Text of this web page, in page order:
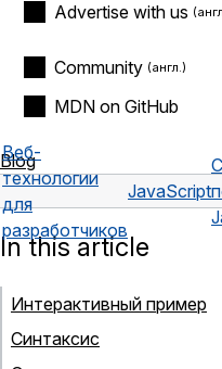
Advertise with us
Community
MDN on GitHub
Blog
Веб-
технологии
для
разработчиков
JavaScript
In this article
Интерактивный пример
Синтаксис